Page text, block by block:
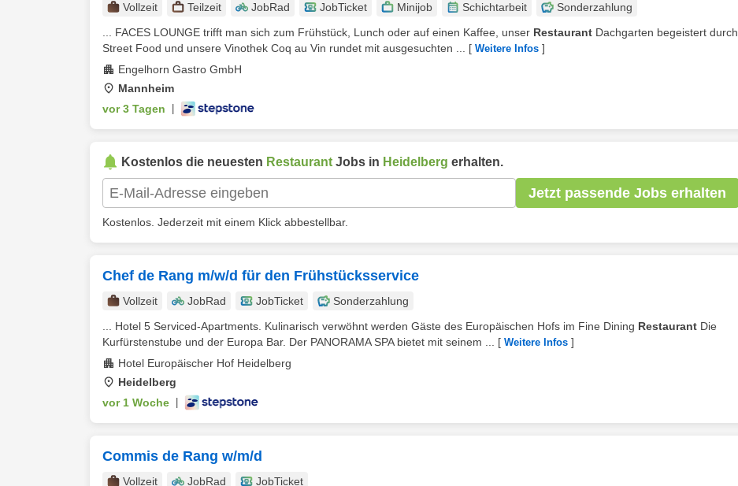
Vollzeit Teilzeit JobRad JobTicket Minijob Schichtarbeit
Sonderzahlung
... FACES LOUNGE trifft man sich zum Frühstück, Lunch oder auf einen Kaffee, unser Restaurant Dachgarten begeistert durch
Street Food und unsere Vinothek Coq au Vin rundet mit ausgesuchten ...
[ Weitere Infos ]
Engelhorn Gastro GmbH
Mannheim
vor 3 Tagen
Kostenlos die neuesten Restaurant Jobs in Heidelberg erhalten.
Jetzt passende Jobs erhalten
Kostenlos. Jederzeit mit einem Klick abbestellbar.
Chef de Rang m/w/d für den Frühstücksservice
Vollzeit JobRad JobTicket
Sonderzahlung
... Hotel 5 Serviced-Apartments. Kulinarisch verwöhnt werden Gäste des Europäischen Hofs im Fine Dining Restaurant Die
Kurfürstenstube und der Europa Bar. Der PANORAMA SPA bietet mit seinem ...
[ Weitere Infos ]
Hotel Europäischer Hof Heidelberg
Heidelberg
vor 1 Woche
Commis de Rang w/m/d
Vollzeit JobRad
JobTicket